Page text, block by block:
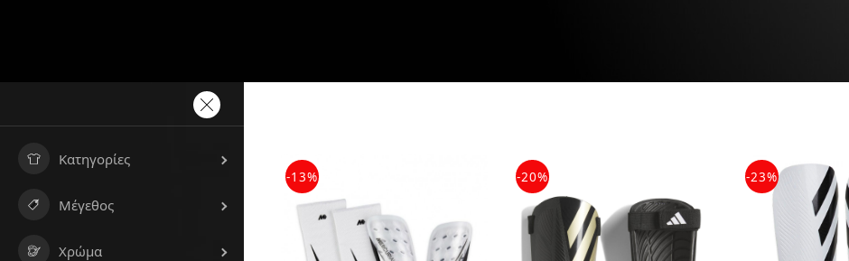
Κατηγορίες
Μέγεθος
Χρώμα
-13% -20% -23%